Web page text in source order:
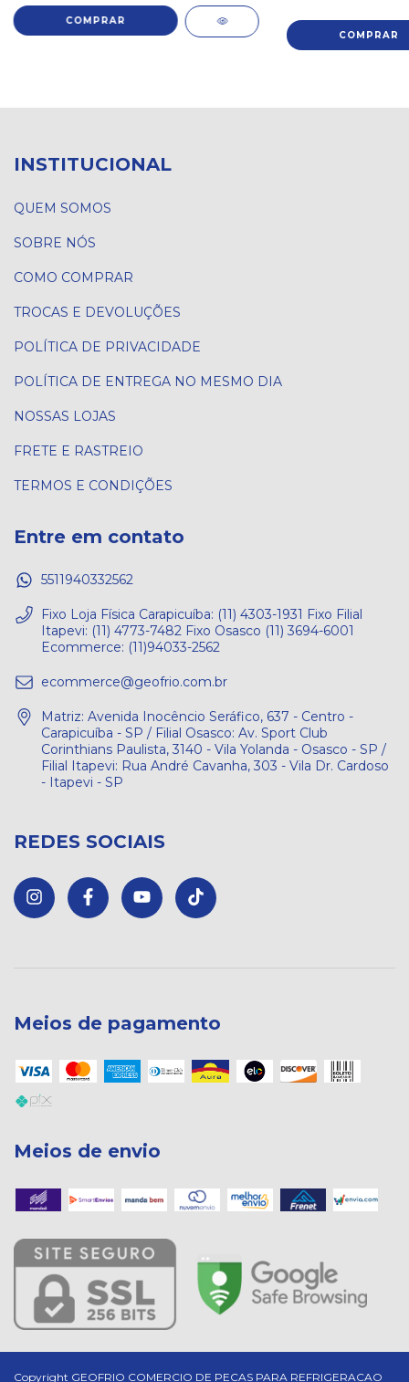
INSTITUCIONAL
QUEM SOMOS
SOBRE NÓS
COMO COMPRAR
TROCAS E DEVOLUÇÕES
POLÍTICA DE PRIVACIDADE
POLÍTICA DE ENTREGA NO MESMO DIA
NOSSAS LOJAS
FRETE E RASTREIO
TERMOS E CONDIÇÕES
Entre em contato
5511940332562
Fixo Loja Física Carapicuíba: (11) 4303-1931 Fixo Filial
Itapevi: (11) 4773-7482 Fixo Osasco (11) 3694-6001
Ecommerce: (11)94033-2562
ecommerce@geofrio.com.br
Matriz: Avenida Inocêncio Seráfico, 637 - Centro -
Carapicuíba - SP / Filial Osasco: Av. Sport Club
Corinthians Paulista, 3140 - Vila Yolanda - Osasco - SP /
Filial Itapevi: Rua André Cavanha, 303 - Vila Dr. Cardoso
- Itapevi - SP
REDES SOCIAIS
Meios de pagamento
Meios de envio
Copyright GEOFRIO COMERCIO DE PECAS PARA REFRIGERACAO